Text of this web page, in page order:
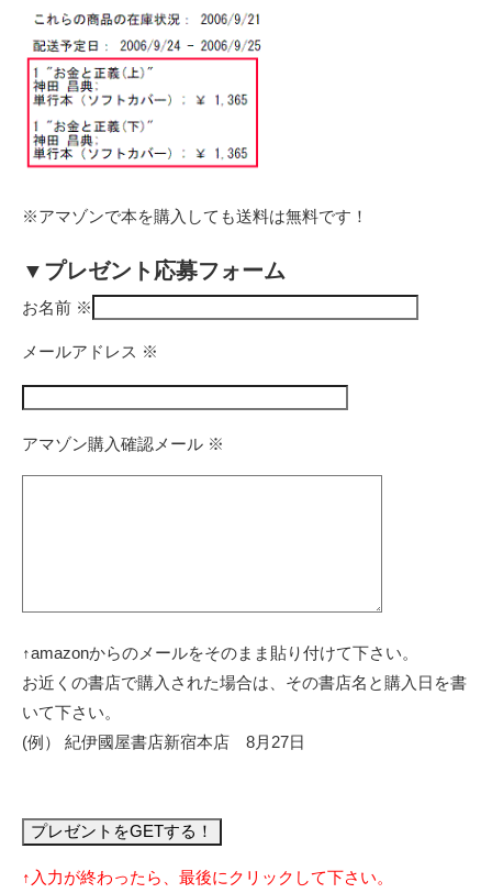
※アマゾンで本を購入しても送料は無料です！
▼プレゼント応募フォーム
お名前 ※
メールアドレス ※
アマゾン購入確認メール ※
↑amazonからのメールをそのまま貼り付けて下さい。
お近くの書店で購入された場合は、その書店名と購入日を書
いて下さい。
(例） 紀伊國屋書店新宿本店 8月27日
↑入力が終わったら、最後にクリックして下さい。